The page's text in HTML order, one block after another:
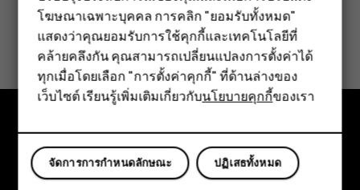
ฟีเจอร์โฟน
อุปกรณ์เสริม
แท็บเล็ต
ข้อมูลนี้มีประโยชน์กับคุณหรือไม่
ใช่ ไม่
สำรวจ
เกี่ยวกับ
โฆษณาเฉพาะบุคคล การคลิก "ยอมรับทั้งหมด"
แสดงว่าคุณยอมรับการใช้คุกกี้และเทคโนโลยีที่
คล้ายคลึงกัน คุณสามารถเปลี่ยนแปลงการตั้งค่าได้
ทุกเมื่อโดยเลือก "การตั้งค่าคุกกี้" ที่ด้านล่างของ
เว็บไซต์ เรียนรู้เพิ่มเติมเกี่ยวกับนโยบายคุกกี้ของเรา
ปฏิเสธทั้งหมด
จัดการการกำหนดลักษณะ